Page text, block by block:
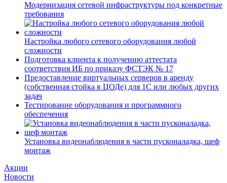
Модернизация сетевой инфраструктуры под конкретные
требования
Настройка любого сетевого оборудования любой
сложности
Подготовка клиента к получению аттестата
соответствия ИБ по приказу ФСТЭК № 17
Предоставление виртуальных серверов в аренду
(собственная стойка в ЦОДе) для 1С или любых других
задач
Тестирование оборудования и программного
обеспечения
Установка видеонаблюдения в части пусконаладка, шеф
монтаж
Акции
Новости